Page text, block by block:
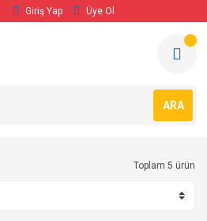
Giriş Yap Üye Ol
ARA
Toplam 5 ürün